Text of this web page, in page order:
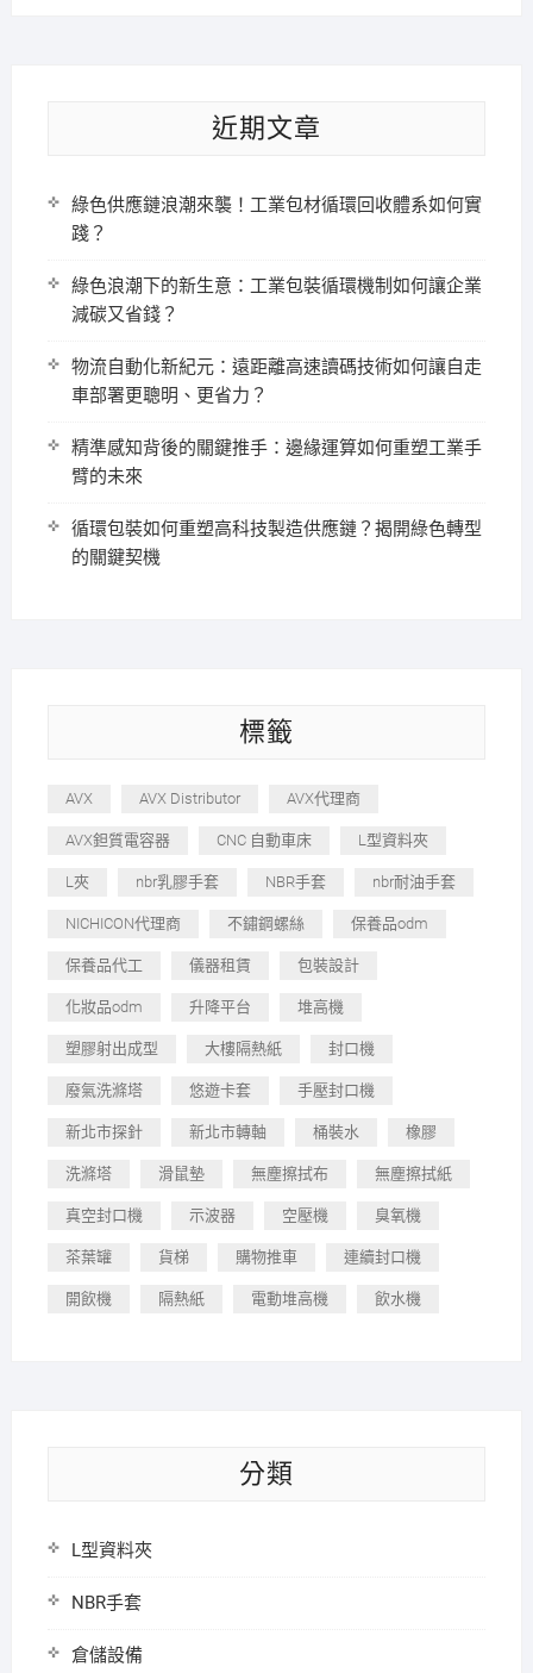
近期文章
綠色供應鏈浪潮來襲！工業包材循環回收體系如何實
踐？
綠色浪潮下的新生意：工業包裝循環機制如何讓企業
減碳又省錢？
物流自動化新紀元：遠距離高速讀碼技術如何讓自走
車部署更聰明、更省力？
精準感知背後的關鍵推手：邊緣運算如何重塑工業手
臂的未來
循環包裝如何重塑高科技製造供應鏈？揭開綠色轉型
的關鍵契機
標籤
AVX AVX Distributor AVX代理商
AVX鉭質電容器 CNC 自動車床 L型資料夾
L夾 nbr乳膠手套 NBR手套 nbr耐油手套
NICHICON代理商 不鏽鋼螺絲 保養品odm
保養品代工 儀器租賃 包裝設計
化妝品odm 升降平台 堆高機
塑膠射出成型 大樓隔熱紙 封口機
廢氣洗滌塔 悠遊卡套 手壓封口機
新北市探針 新北市轉軸 桶裝水 橡膠
洗滌塔 滑鼠墊 無塵擦拭布 無塵擦拭紙
真空封口機 示波器 空壓機 臭氧機
茶葉罐 貨梯 購物推車 連續封口機
開飲機 隔熱紙 電動堆高機 飲水機
分類
L型資料夾
NBR手套
倉儲設備